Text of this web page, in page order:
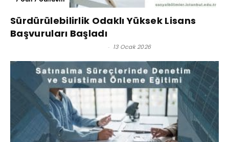
Sürdürülebilirlik Odaklı Yüksek Lisans
Başvuruları Başladı
- 13 Ocak 2026